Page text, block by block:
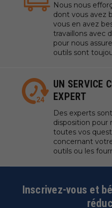
Nous nous
dont vous avez
vous en avez
travaillons avec
pour nous
outils sont
UN SERVICE
EXPERT
Des experts
disposition pour
toutes vos
concernant
outils ou les
Inscrivez-vous et